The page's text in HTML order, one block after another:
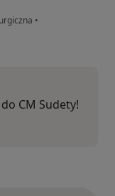
•
CM Sudety!